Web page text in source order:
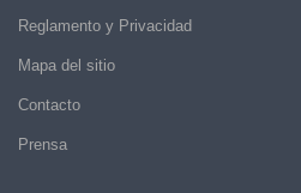
Reglamento y Privacidad
Mapa del sitio
Contacto
Prensa